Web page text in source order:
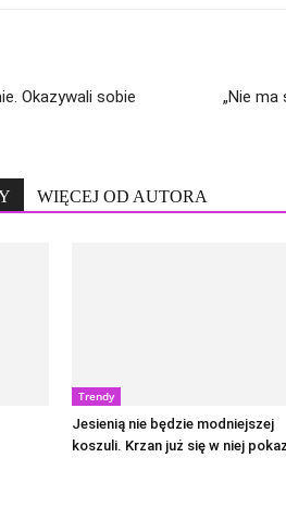
Okazywali sobie
„Nie ma
WIĘCEJ OD AUTORA
Trendy
Jesienią nie będzie modniejszej
koszuli. Krzan już się w niej